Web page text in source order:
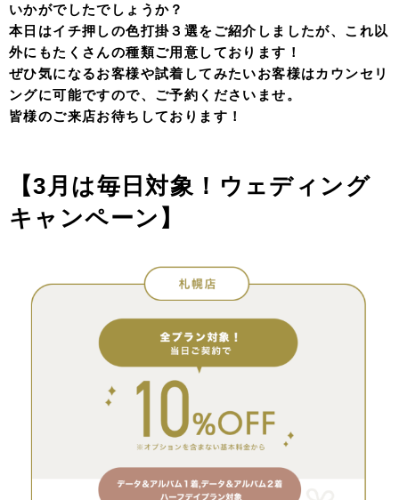
いかがでしたでしょうか？
本日はイチ押しの色打掛３選をご紹介しましたが、これ以
外にもたくさんの種類ご用意しております！
ぜひ気になるお客様や試着してみたいお客様はカウンセリ
ングに可能ですので、ご予約くださいませ。
皆様のご来店お待ちしております！
【3月は毎日対象！ウェディング
キャンペーン】